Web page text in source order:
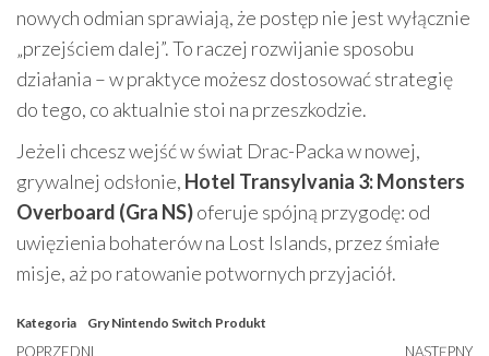
nowych odmian sprawiają, że postęp nie jest wyłącznie
„przejściem dalej”. To raczej rozwijanie sposobu
działania – w praktyce możesz dostosować strategię
do tego, co aktualnie stoi na przeszkodzie.
Jeżeli chcesz wejść w świat Drac-Packa w nowej,
grywalnej odsłonie, Hotel Transylvania 3: Monsters
Overboard (Gra NS)oferuje spójną przygodę: od
uwięzienia bohaterów na Lost Islands, przez śmiałe
misje, aż po ratowanie potwornych przyjaciół.
Kategoria Gry Nintendo Switch Produkt
POPRZEDNI NASTĘPNY